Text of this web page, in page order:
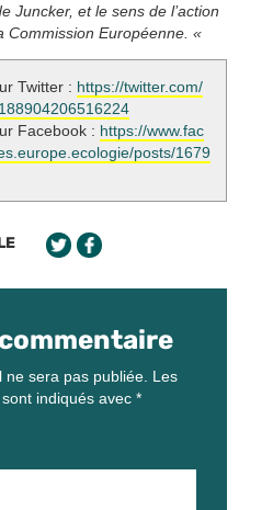
Juncker, et le sens de l’action
Commission Européenne. «
Twitter : https://twitter.com/
Facebook : https://www.fac
posts/1679
sera pas publiée. Les
indiqués avec *